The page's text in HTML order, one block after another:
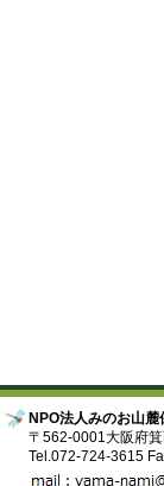
NPO法人みのお山
〒562-0001大阪府
Tel.072-724-3615